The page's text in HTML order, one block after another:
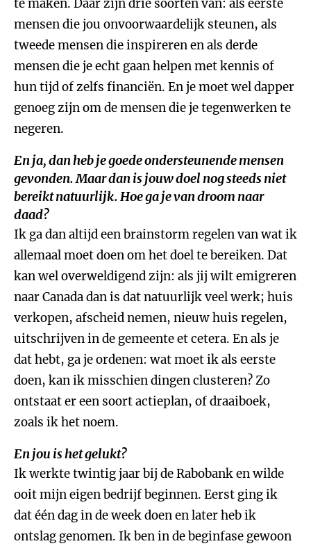
te maken. Daar zijn drie soorten van: als eerste
mensen die jou onvoorwaardelijk steunen, als
tweede mensen die inspireren en als derde
mensen die je echt gaan helpen met kennis of
hun tijd of zelfs financiën. En je moet wel dapper
genoeg zijn om de mensen die je tegenwerken te
negeren.
En ja, dan heb je goede ondersteunende mensen
gevonden. Maar dan is jouw doel nog steeds niet
bereikt natuurlijk. Hoe ga je van droom naar
daad?
Ik ga dan altijd een brainstorm regelen van wat ik
allemaal moet doen om het doel te bereiken. Dat
kan wel overweldigend zijn: als jij wilt emigreren
naar Canada dan is dat natuurlijk veel werk; huis
verkopen, afscheid nemen, nieuw huis regelen,
uitschrijven in de gemeente et cetera. En als je
dat hebt, ga je ordenen: wat moet ik als eerste
doen, kan ik misschien dingen clusteren? Zo
ontstaat er een soort actieplan, of draaiboek,
zoals ik het noem.
En jou is het gelukt?
Ik werkte twintig jaar bij de Rabobank en wilde
ooit mijn eigen bedrijf beginnen. Eerst ging ik
dat één dag in de week doen en later heb ik
ontslag genomen. Ik ben in de beginfase gewoon